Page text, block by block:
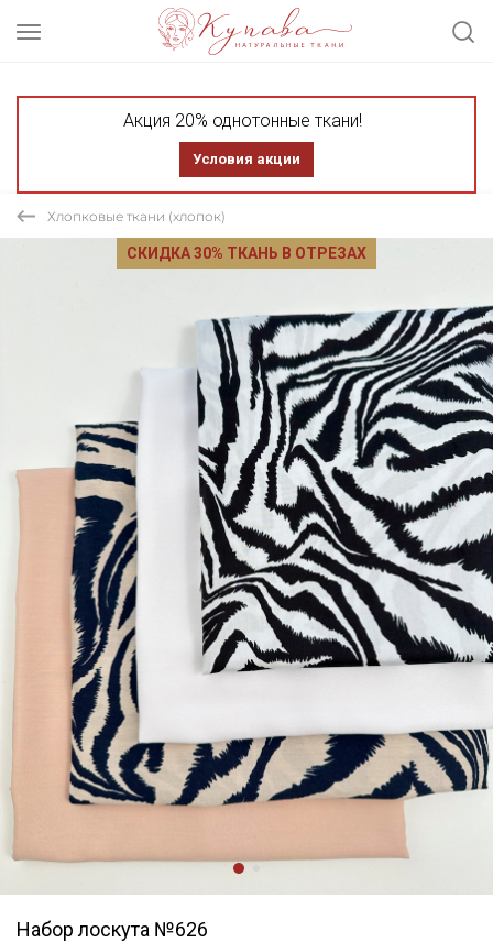
Акция 20% однотонные ткани!
Условия акции
Хлопковые ткани (хлопок)
СКИДКА 30% ТКАНЬ В ОТРЕЗАХ
Набор лоскута №626